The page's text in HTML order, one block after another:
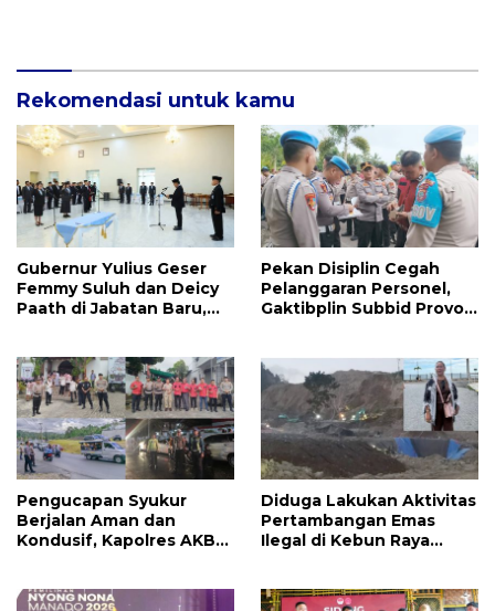
Rekomendasi untuk kamu
Gubernur Yulius Geser
Femmy Suluh dan Deicy
Paath di Jabatan Baru,
Pekan Disiplin Cegah
Pelanggaran Personel,
Gaktibplin Subbid Provos
Pengucapan Syukur
Berjalan Aman dan
Kondusif, Kapolres AKBP
Mitra
Diduga Lakukan Aktivitas
Pertambangan Emas
Ilegal di Kebun Raya
Sondakh